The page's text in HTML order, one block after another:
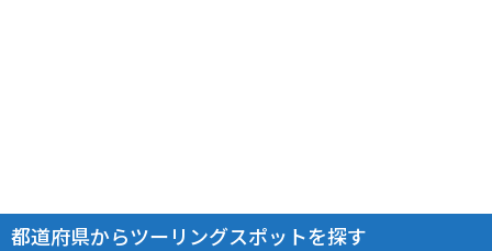
都道府県からツーリングスポットを探す